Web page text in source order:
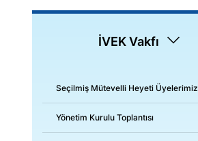
İVEK Vakfı
Seçilmiş Mütevelli Heyeti Üyelerimiz
Yönetim Kurulu Toplantısı